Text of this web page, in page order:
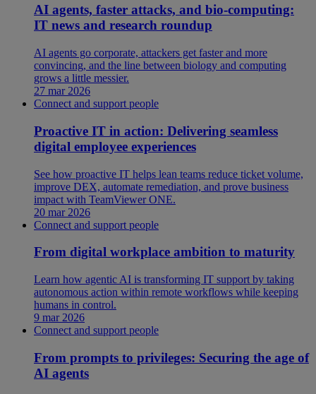
AI agents, faster attacks, and bio-computing:
IT news and research roundup
AI agents go corporate, attackers get faster and more
convincing, and the line between biology and computing
grows a little messier.
27 mar 2026
Connect and support people
Proactive IT in action: Delivering seamless
digital employee experiences
See how proactive IT helps lean teams reduce ticket volume,
improve DEX, automate remediation, and prove business
impact with TeamViewer ONE.
20 mar 2026
Connect and support people
From digital workplace ambition to maturity
Learn how agentic AI is transforming IT support by taking
autonomous action within remote workflows while keeping
humans in control.
9 mar 2026
Connect and support people
From prompts to privileges: Securing the age of
AI agents